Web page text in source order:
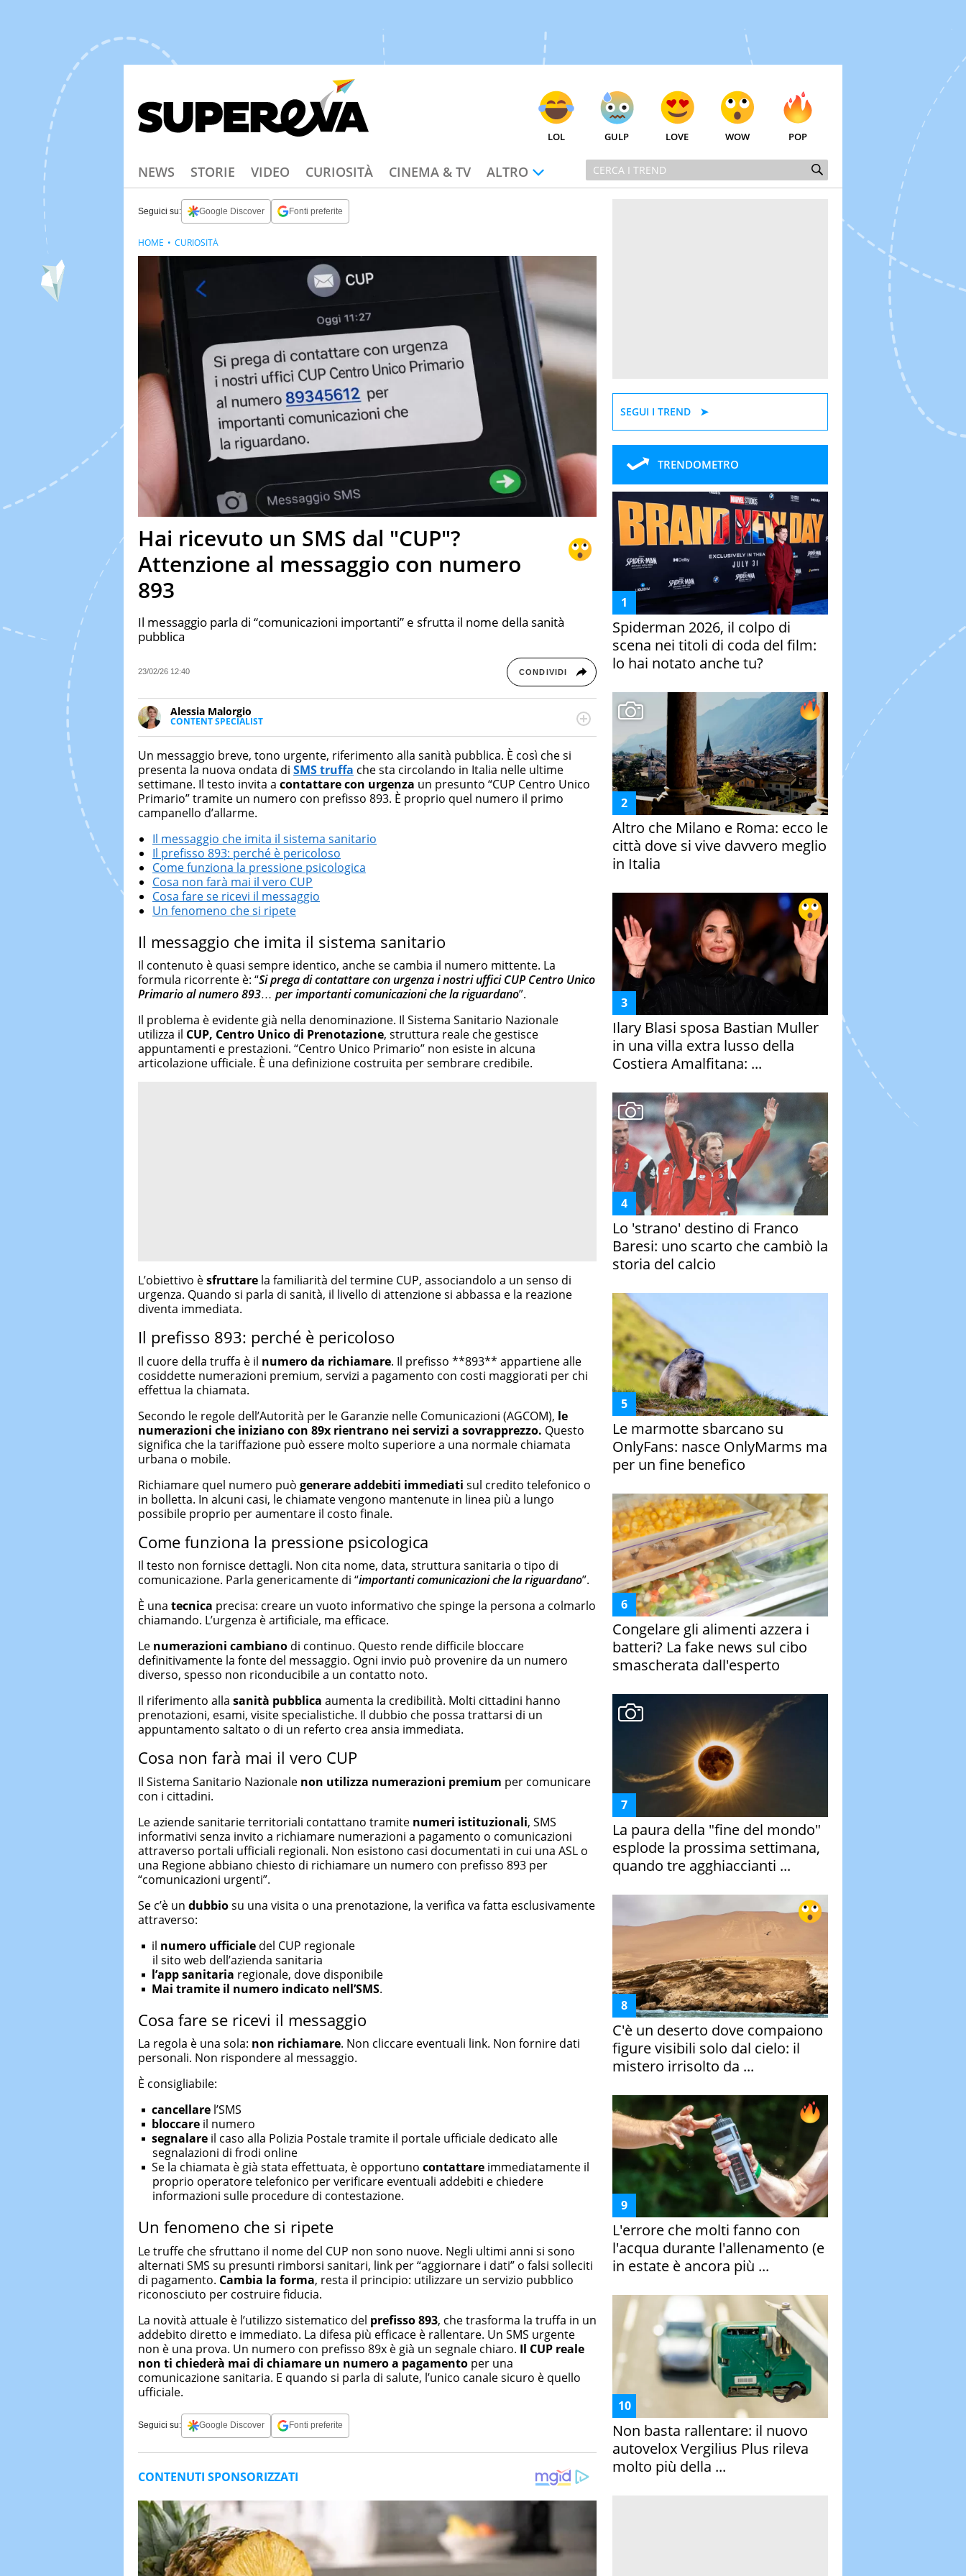
LOL GULP LOVE WOW POP
NEWS STORIE VIDEO CURIOSITÀ CINEMA & TV ALTRO
Seguici su: Google Discover Fonti preferite
Hai ricevuto un SMS dal "CUP"?
Attenzione al messaggio con numero
893
Il messaggio parla di “comunicazioni importanti” e sfrutta il nome della sanità
pubblica
23/02/26 12:40 CONDIVIDI
Alessia Malorgio
CONTENT SPECIALIST
Ha conseguito un Master in Marketing Management e Google Digital Training su
Marketing digitale. Si occupa della creazione di contenuti in ottica SEO e dello sviluppo
di strategie marketing attraverso canali digitali.
HOME CURIOSITÀ
Un messaggio breve, tono urgente, riferimento alla sanità pubblica. È così che si
presenta la nuova ondata di SMS truffa che sta circolando in Italia nelle ultime
settimane. Il testo invita a contattare con urgenza un presunto “CUP Centro Unico
Primario” tramite un numero con prefisso 893. È proprio quel numero il primo
campanello d’allarme.
Il messaggio che imita il sistema sanitario
Il prefisso 893: perché è pericoloso
Come funziona la pressione psicologica
Cosa non farà mai il vero CUP
Cosa fare se ricevi il messaggio
Un fenomeno che si ripete
Il messaggio che imita il sistema sanitario
Il contenuto è quasi sempre identico, anche se cambia il numero mittente. La
formula ricorrente è: “Si prega di contattare con urgenza i nostri uffici CUP Centro Unico
Primario al numero 893… per importanti comunicazioni che la riguardano”.
Il problema è evidente già nella denominazione. Il Sistema Sanitario Nazionale
utilizza il CUP, Centro Unico di Prenotazione, struttura reale che gestisce
appuntamenti e prestazioni. “Centro Unico Primario” non esiste in alcuna
articolazione ufficiale. È una definizione costruita per sembrare credibile.
L’obiettivo èsfruttare la familiarità del termine CUP, associandolo a un senso di
urgenza. Quando si parla di sanità, il livello di attenzione si abbassa e la reazione
diventa immediata.
Il prefisso 893: perché è pericoloso
Il cuore della truffa è il numero da richiamare. Il prefisso **893** appartiene alle
cosiddette numerazioni premium, servizi a pagamento con costi maggiorati per chi
effettua la chiamata.
Secondo le regole dell’Autorità per le Garanzie nelle Comunicazioni (AGCOM), le
numerazioni che iniziano con 89x rientrano nei servizi a sovrapprezzo. Questo
significa che la tariffazione può essere molto superiore a una normale chiamata
urbana o mobile.
Richiamare quel numero può generare addebiti immediati sul credito telefonico o
in bolletta. In alcuni casi, le chiamate vengono mantenute in linea più a lungo
possibile proprio per aumentare il costo finale.
Come funziona la pressione psicologica
Il testo non fornisce dettagli. Non cita nome, data, struttura sanitaria o tipo di
comunicazione. Parla genericamente di “importanti comunicazioni che la riguardano”.
È una tecnica precisa: creare un vuoto informativo che spinge la persona a colmarlo
chiamando. L’urgenza è artificiale, ma efficace.
Le numerazioni cambiano di continuo. Questo rende difficile bloccare
definitivamente la fonte del messaggio. Ogni invio può provenire da un numero
diverso, spesso non riconducibile a un contatto noto.
Il riferimento alla sanità pubblica aumenta la credibilità. Molti cittadini hanno
prenotazioni, esami, visite specialistiche. Il dubbio che possa trattarsi di un
appuntamento saltato o di un referto crea ansia immediata.
Cosa non farà mai il vero CUP
Il Sistema Sanitario Nazionale non utilizza numerazioni premium per comunicare
con i cittadini.
Le aziende sanitarie territoriali contattano tramite numeri istituzionali, SMS
informativi senza invito a richiamare numerazioni a pagamento o comunicazioni
attraverso portali ufficiali regionali. Non esistono casi documentati in cui una ASL o
una Regione abbiano chiesto di richiamare un numero con prefisso 893 per
“comunicazioni urgenti”.
Se c’è un dubbiosu una visita o una prenotazione, la verifica va fatta esclusivamente
attraverso:
il numero ufficiale del CUP regionale
il sito web dell’azienda sanitaria
l’app sanitaria regionale, dove disponibile
Mai tramite il numero indicato nell’SMS.
Cosa fare se ricevi il messaggio
La regola è una sola: non richiamare. Non cliccare eventuali link. Non fornire dati
personali. Non rispondere al messaggio.
È consigliabile:
cancellare l’SMS
bloccare il numero
segnalare il caso alla Polizia Postale tramite il portale ufficiale dedicato alle
segnalazioni di frodi online
Se la chiamata è già stata effettuata, è opportuno contattare immediatamente il
proprio operatore telefonico per verificare eventuali addebiti e chiedere
informazioni sulle procedure di contestazione.
Un fenomeno che si ripete
Le truffe che sfruttano il nome del CUP non sono nuove. Negli ultimi anni si sono
alternati SMS su presunti rimborsi sanitari, link per “aggiornare i dati” o falsi solleciti
di pagamento. Cambia la forma, resta il principio: utilizzare un servizio pubblico
riconosciuto per costruire fiducia.
La novità attuale è l’utilizzo sistematico del prefisso 893, che trasforma la truffa in un
addebito diretto e immediato. La difesa più efficace è rallentare. Un SMS urgente
non è una prova. Un numero con prefisso 89x è già un segnale chiaro. Il CUP reale
non ti chiederà mai di chiamare un numero a pagamento per una
comunicazione sanitaria. E quando si parla di salute, l’unico canale sicuro è quello
ufficiale.
Seguici su: Google Discover Fonti preferite
SEGUI I TREND
TRENDOMETRO
Spiderman 2026, il colpo di
scena nei titoli di coda del film:
lo hai notato anche tu?
Altro che Milano e Roma: ecco le
città dove si vive davvero meglio
in Italia
Ilary Blasi sposa Bastian Muller
in una villa extra lusso della
Costiera Amalfitana: ...
Lo 'strano' destino di Franco
Baresi: uno scarto che cambiò la
storia del calcio
Le marmotte sbarcano su
OnlyFans: nasce OnlyMarms ma
per un fine benefico
Congelare gli alimenti azzera i
batteri? La fake news sul cibo
smascherata dall'esperto
La paura della "fine del mondo"
esplode la prossima settimana,
quando tre agghiaccianti ...
C'è un deserto dove compaiono
figure visibili solo dal cielo: il
mistero irrisolto da ...
L'errore che molti fanno con
l'acqua durante l'allenamento (e
in estate è ancora più ...
Non basta rallentare: il nuovo
autovelox Vergilius Plus rileva
molto più della ...